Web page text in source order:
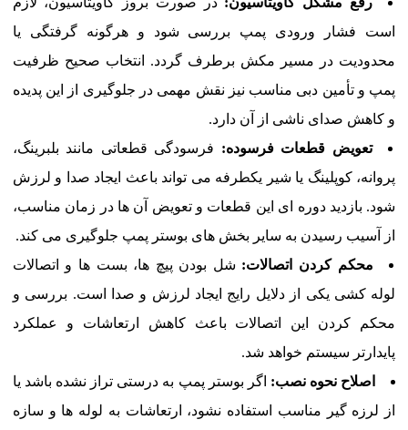
است فشار ورودی پمپ بررسی شود و هرگونه گرفتگی یا
محدودیت در مسیر مکش برطرف گردد. انتخاب صحیح ظرفیت
پمپ و تأمین دبی مناسب نیز نقش مهمی در جلوگیری از این پدیده
و کاهش صدای ناشی از آن دارد.
تعویض قطعات فرسوده: فرسودگی قطعاتی مانند بلبرینگ،
پروانه، کوپلینگ یا شیر یکطرفه می تواند باعث ایجاد صدا و لرزش
شود. بازدید دوره ای این قطعات و تعویض آن ها در زمان مناسب،
از آسیب رسیدن به سایر بخش های بوستر پمپ جلوگیری می کند.
محکم کردن اتصالات: شل بودن پیچ ها، بست ها و اتصالات
لوله کشی یکی از دلایل رایج ایجاد لرزش و صدا است. بررسی و
محکم کردن این اتصالات باعث کاهش ارتعاشات و عملکرد
پایدارتر سیستم خواهد شد.
اصلاح نحوه نصب: اگر بوستر پمپ به درستی تراز نشده باشد یا
از لرزه گیر مناسب استفاده نشود، ارتعاشات به لوله ها و سازه